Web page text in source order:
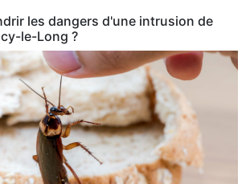
les dangers d'une intrusion de
le-Long ?